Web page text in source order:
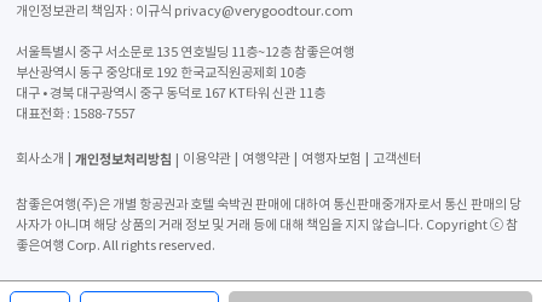
개인정보관리 책임자 : 이규식 privacy@verygoodtour.com
서울특별시 중구 서소문로 135 연호빌딩 11층~12층 참좋은여행
부산광역시 동구 중앙대로 192 한국교직원공제회 10층
대구 • 경북 대구광역시 중구 동덕로 167 KT타워 신관 11층
대표전화 : 1588-7557
회사소개 개인정보처리방침 이용약관 여행약관 여행자보험 고객센터
참좋은여행(주)은 개별 항공권과 호텔 숙박권 판매에 대하여 통신판매중개자로서 통신 판매의 당
사자가 아니며 해당 상품의 거래 정보 및 거래 등에 대해 책임을 지지 않습니다. Copyright ⓒ 참
좋은여행 Corp. All rights reserved.